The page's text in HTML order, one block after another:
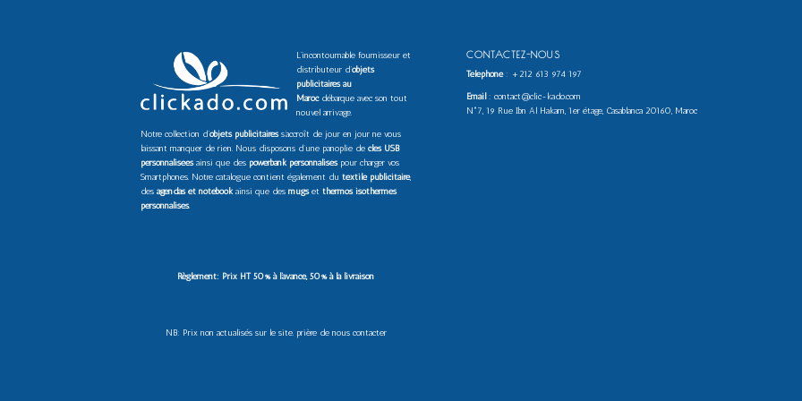
L’incontournable fournisseur et
distributeur d’objets
publicitaires au
Marocdébarque avec son tout
nouvel arrivage.
Notre collection d’objets publicitairess’accroît de jour en jour ne vous
laissant manquer de rien. Nous disposons d’une panoplie de clés USB
personnaliséesainsi que des powerbank personnaliséspour charger vos
Smartphones. Notre catalogue contient également du textile publicitaire,
des agendas et notebookainsi que des mugset thermos isothermes
personnalisés.
Règlement: Prix HT 50% à l’avance, 50% à la livraison
NB: Prix non actualisés sur le site. prière de nous contacter
CONTACTEZ-NOUS
Téléphone: +212 613 974 197
Email: contact@clic-kado.com
N°7, 19 Rue Ibn Al Hakam, 1er étage, Casablanca 20160, Maroc